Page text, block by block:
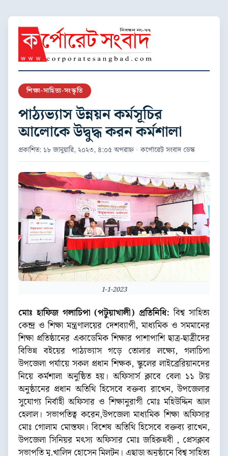
শিক্ষা-সাহিত্য-সংস্কৃতি
পাঠ্যভ্যাস উন্নয়ন কর্মসূচির
আলোকে উদ্বুদ্ধ করন কর্মশালা
প্রকাশিত: ১৮ জানুয়ারি, ২০২৩, ৪:০৫ অপরাহ্ন · কর্পোরেট সংবাদ ডেস্ক
1-1-2023
মোঃ হাফিজ গলাচিপা (পটুয়াখালী) প্রতিনিধি: বিশ্ব সাহিত্য
কেন্দ্র ও শিক্ষা মন্ত্রণালয়ের দেশব্যাপী, মাধ্যমিক ও সমমানের
শিক্ষা প্রতিষ্ঠানের একাডেমিক শিক্ষার পাশাপাশি ছাত্র-ছাত্রীদের
বিভিন্ন বইয়ের পাঠ্যভ্যাস গড়ে তোলার লক্ষ্যে, গলাচিপা
উপজেলা পর্যায়ে সকল প্রধান শিক্ষক, স্কুলের লাইব্রেরিয়ানদের
নিয়ে কর্মশালা অনুষ্ঠিত হয়। অফিসার্স ক্লাবে বেলা ১১ টায়
অনুষ্ঠানের প্রধান অতিথি হিসেবে বক্তব্য রাখেন, উপজেলার
সুযোগ্য নির্বাহী অফিসার ও শিক্ষানুরাগী মোঃ মহিউদ্দিন আল
হেলাল। সভাপতিত্ব করেন,উপজেলা মাধ্যমিক শিক্ষা অফিসার
মোঃ গোলাম মোস্তফা। বিশেষ অতিথি হিসেবে বক্তব্য রাখেন,
উপজেলা সিনিয়র মৎস্য অফিসার মোঃ জহিরুন্নবী , প্রেসক্লাব
সভাপতি মু.খালিদ হোসেন মিলটন। এছাড়া অনুষ্ঠানে বিশ্ব সাহিত্য